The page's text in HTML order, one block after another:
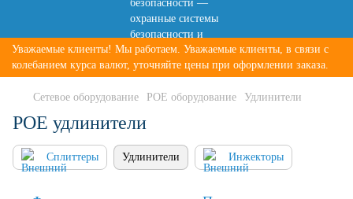
Уважаемые клиенты! Мы работаем. Уважаемые клиенты, в связи с
колебанием курса валют, уточняйте цены при оформлении заказа.
Сетевое оборудование POE оборудование Удлинители
POE удлинители
Сплиттеры Удлинители Инжекторы